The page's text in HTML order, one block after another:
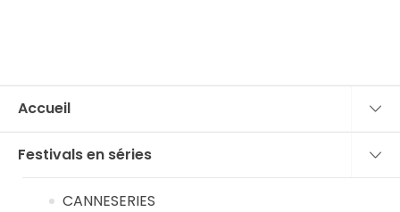
Accueil
Festivals en séries
CANNESERIES